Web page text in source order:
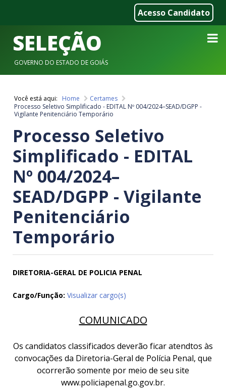
Acesso Candidato
SELEÇÃO
GOVERNO DO ESTADO DE GOIÁS
Você está aqui: Home  Certames 
Processo Seletivo Simplificado - EDITAL Nº 004/2024–SEAD/DGPP -
Vigilante Penitenciário Temporário
Processo Seletivo
Simplificado - EDITAL
Nº 004/2024–
SEAD/DGPP - Vigilante
Penitenciário
Temporário
DIRETORIA-GERAL DE POLICIA PENAL
Cargo/Função: Visualizar cargo(s)
COMUNICADO
Os candidatos classificados deverão ficar atendtos às
convocações da Diretoria-Geral de Polícia Penal, que
ocorrerão somente por meio de seu site
www.policiapenal.go.gov.br.